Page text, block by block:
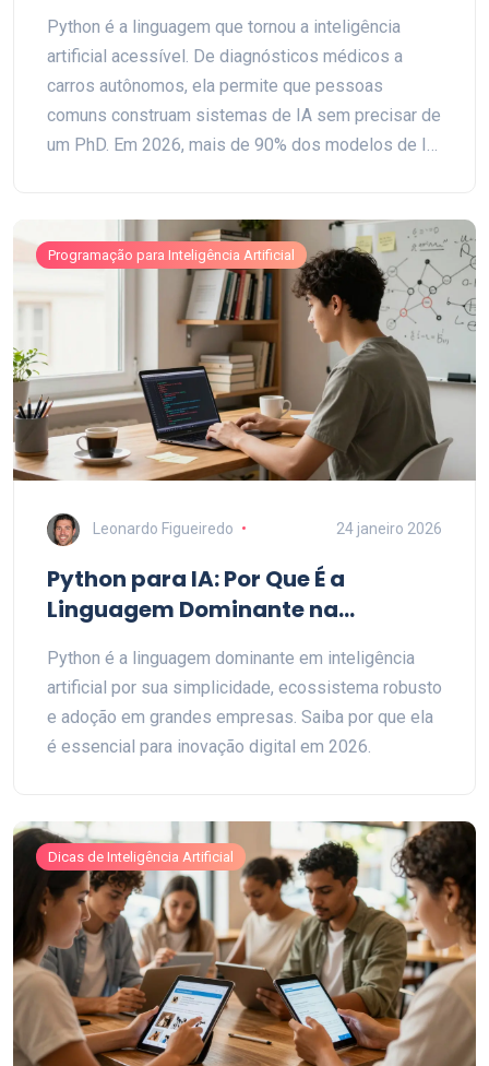
Python é a linguagem que tornou a inteligência
artificial acessível. De diagnósticos médicos a
carros autônomos, ela permite que pessoas
comuns construam sistemas de IA sem precisar de
um PhD. Em 2026, mais de 90% dos modelos de IA
Programação para Inteligência Artificial
Leonardo Figueiredo 24 janeiro 2026
Python para IA: Por Que É a
Linguagem Dominante na
Python é a linguagem dominante em inteligência
artificial por sua simplicidade, ecossistema robusto
e adoção em grandes empresas. Saiba por que ela
é essencial para inovação digital em 2026.
Dicas de Inteligência Artificial